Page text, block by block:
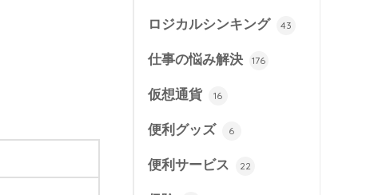
ロジカルシンキング 43
仕事の悩み解決 176
仮想通貨 16
便利グッズ 6
便利サービス 22